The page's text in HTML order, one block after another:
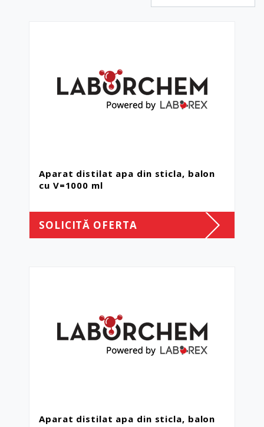
Aparat distilat apa din sticla, balon
cu V=1000 ml
SOLICITĂ OFERTA
Aparat distilat apa din sticla, balon